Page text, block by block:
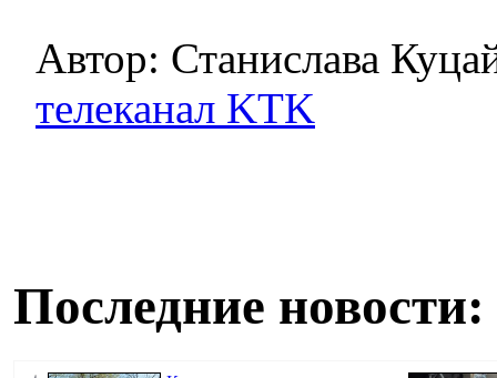
Автор: Станислава
телеканал KTK
Последние новости: